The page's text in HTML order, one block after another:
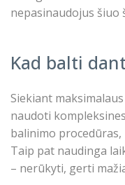
nepasinaudojus šiuo
Kad balti
Siekiant
naudoti
balinimo
Taip pat naudinga
– nerūkyti, gerti